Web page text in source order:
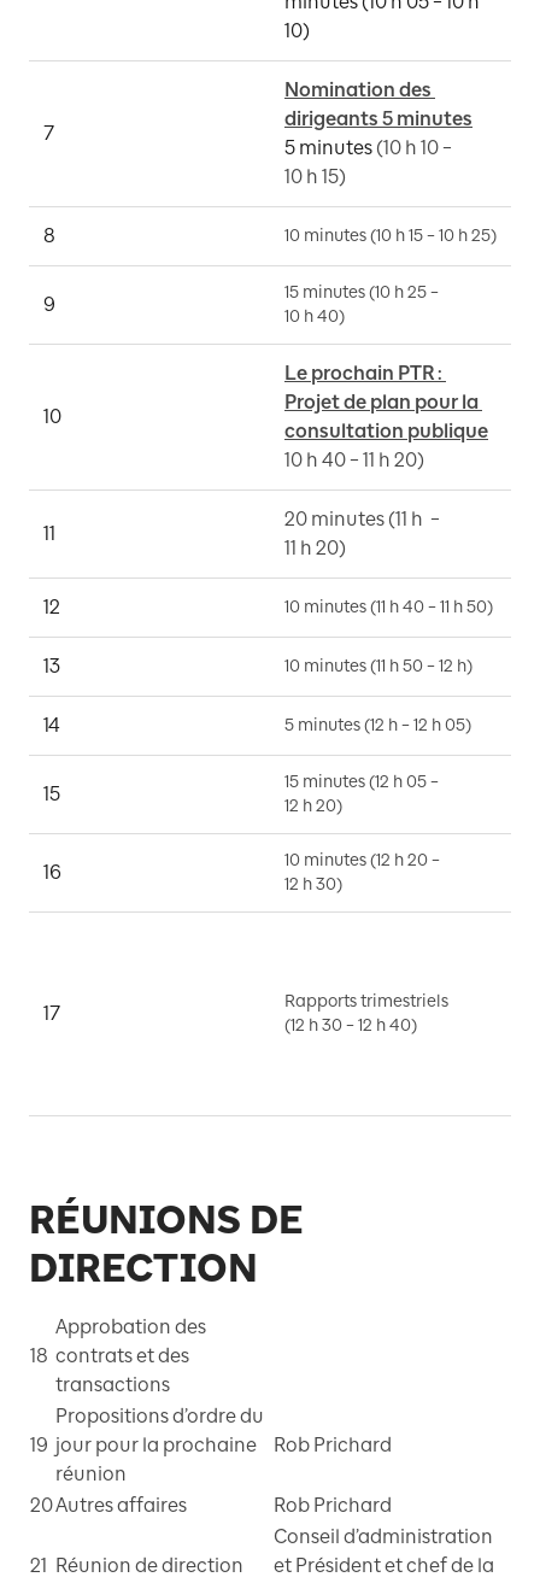
10)
7
Nomination des
dirigeants 5 minutes
5 minutes (10 h 10 –
10 h 15)
8 10 minutes (10 h 15 – 10 h 25)
9
15 minutes (10 h 25 –
10 h 40)
10
Le prochain PTR :
Projet de plan pour la
consultation publique
10 h 40 – 11 h 20)
11
20 minutes (11 h –
11 h 20)
12 10 minutes (11 h 40 – 11 h 50)
13 10 minutes (11 h 50 – 12 h)
14 5 minutes (12 h – 12 h 05)
15
15 minutes (12 h 05 –
12 h 20)
16
10 minutes (12 h 20 –
12 h 30)
17
Rapports trimestriels
(12 h 30 – 12 h 40)
RÉUNIONS DE
DIRECTION
18
Approbation des
contrats et des
transactions
19
Propositions d’ordre du
jour pour la prochaine
réunion
Rob Prichard
20Autres affaires Rob Prichard
21 Réunion de direction
Conseil d’administration
et Président et chef de la